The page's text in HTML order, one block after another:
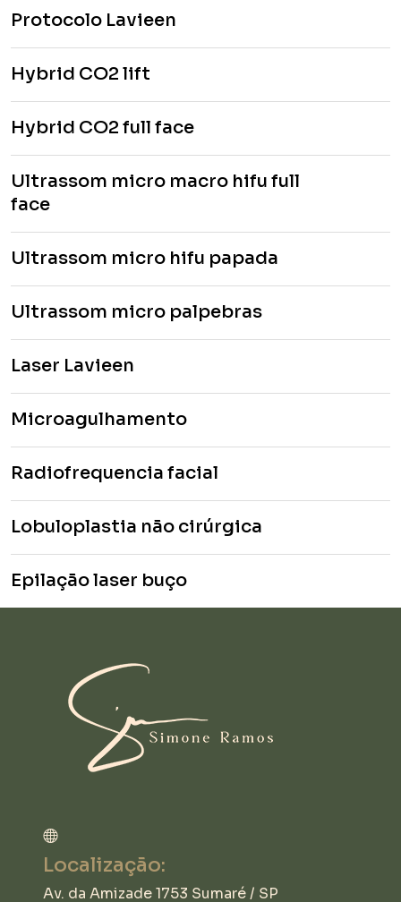
Protocolo Lavieen
Hybrid CO2 lift
Hybrid CO2 full face
Ultrassom micro macro hifu full
face
Ultrassom micro hifu papada
Ultrassom micro palpebras
Laser Lavieen
Microagulhamento
Radiofrequencia facial
Lobuloplastia não cirúrgica
Epilação laser buço
Localização:
Av. da Amizade 1753 Sumaré / SP